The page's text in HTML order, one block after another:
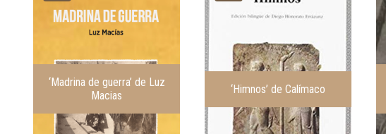
‘Madrina de guerra’ de Luz
Macias
‘Himnos’ de Calímaco